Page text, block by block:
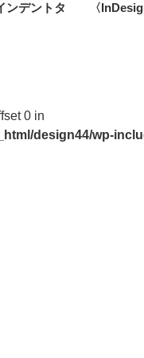
ンデントタ
〈
0 in
design44/wp-